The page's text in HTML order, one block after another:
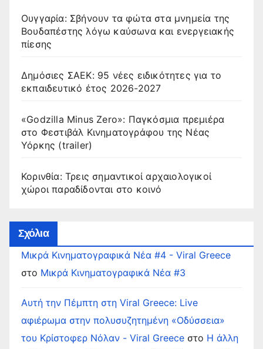
Ουγγαρία: Σβήνουν τα φώτα στα μνημεία της
Βουδαπέστης λόγω καύσωνα και ενεργειακής
πίεσης
Δημόσιες ΣΑΕΚ: 95 νέες ειδικότητες για το
εκπαιδευτικό έτος 2026-2027
«Godzilla Minus Zero»: Παγκόσμια πρεμιέρα
στο Φεστιβάλ Κινηματογράφου της Νέας
Υόρκης (trailer)
Κορινθία: Τρεις σημαντικοί αρχαιολογικοί
χώροι παραδίδονται στο κοινό
Σχόλια
Μικρά Κινηματογραφικά Νέα #4 - Viral Greece
στο Μικρά Κινηματογραφικά Νέα #3
Αυτή την Πέμπτη στη Viral Greece: Live
αφιέρωμα στην πολυσυζητημένη «Οδύσσεια»
του Κρίστοφερ Νόλαν - Viral Greece στο Η άλλη